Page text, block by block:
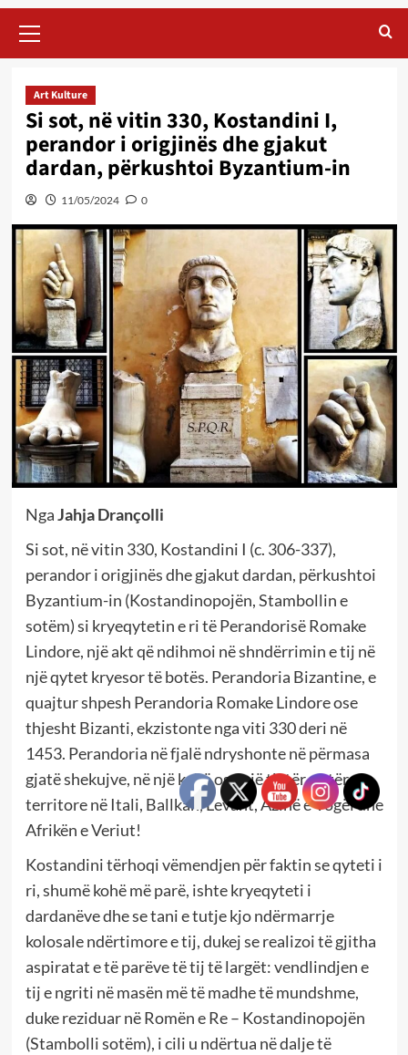
Menu
Art Kulture
Si sot, në vitin 330, Kostandini I,
perandor i origjinës dhe gjakut
dardan, përkushtoi Byzantium-in
11/05/2024 0
NgaJahja Drançolli
Si sot, në vitin 330, Kostandini I (c. 306-337),
perandor i origjinës dhe gjakut dardan, përkushtoi
Byzantium-in (Kostandinopojën, Stambollin e
sotëm) si kryeqytetin e ri të Perandorisë Romake
Lindore, një akt që ndihmoi në shndërrimin e tij në
një qytet kryesor të botës. Perandoria Bizantine, e
quajtur shpesh Perandoria Romake Lindore ose
thjesht Bizanti, ekzistonte nga viti 330 deri në
1453. Perandoria në fjalë ndryshonte në përmasa
gjatë shekujve, në një kohë ose një tjetër, zotëron
territore në Itali, Ballkan, Levant, Azinë e Vogël dhe
Afrikën e Veriut!
Kostandini tërhoqi vëmendjen për faktin se qyteti i
ri, shumë kohë më parë, ishte kryeqyteti i
dardanëve dhe se tani e tutje kjo ndërmarrje
kolosale ndërtimore e tij, dukej se realizoi të gjitha
aspiratat e të parëve të tij të largët: vendlindjen e
tij e ngriti në masën më të madhe të mundshme,
duke reziduar në Romën e Re – Kostandinopojën
(Stambolli sotëm), i cili u ndërtua në dalje të